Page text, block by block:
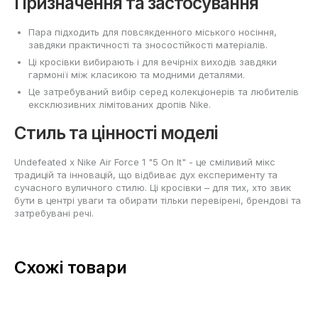
Пара підходить для повсякденного міського носіння,
завдяки практичності та зносостійкості матеріалів.
Ці кросівки вибирають і для вечірніх виходів завдяки
гармонії між класикою та модними деталями.
Це затребуваний вибір серед колекціонерів та любителів
ексклюзивних лімітованих дропів Nike.
Стиль та цінності моделі
Undefeated x Nike Air Force 1 "5 On It" - це сміливий мікс
традицій та інновацій, що відбиває дух експерименту та
сучасного вуличного стилю. Ці кросівки – для тих, хто звик
бути в центрі уваги та обирати тільки перевірені, брендові та
затребувані речі.
Схожі товари